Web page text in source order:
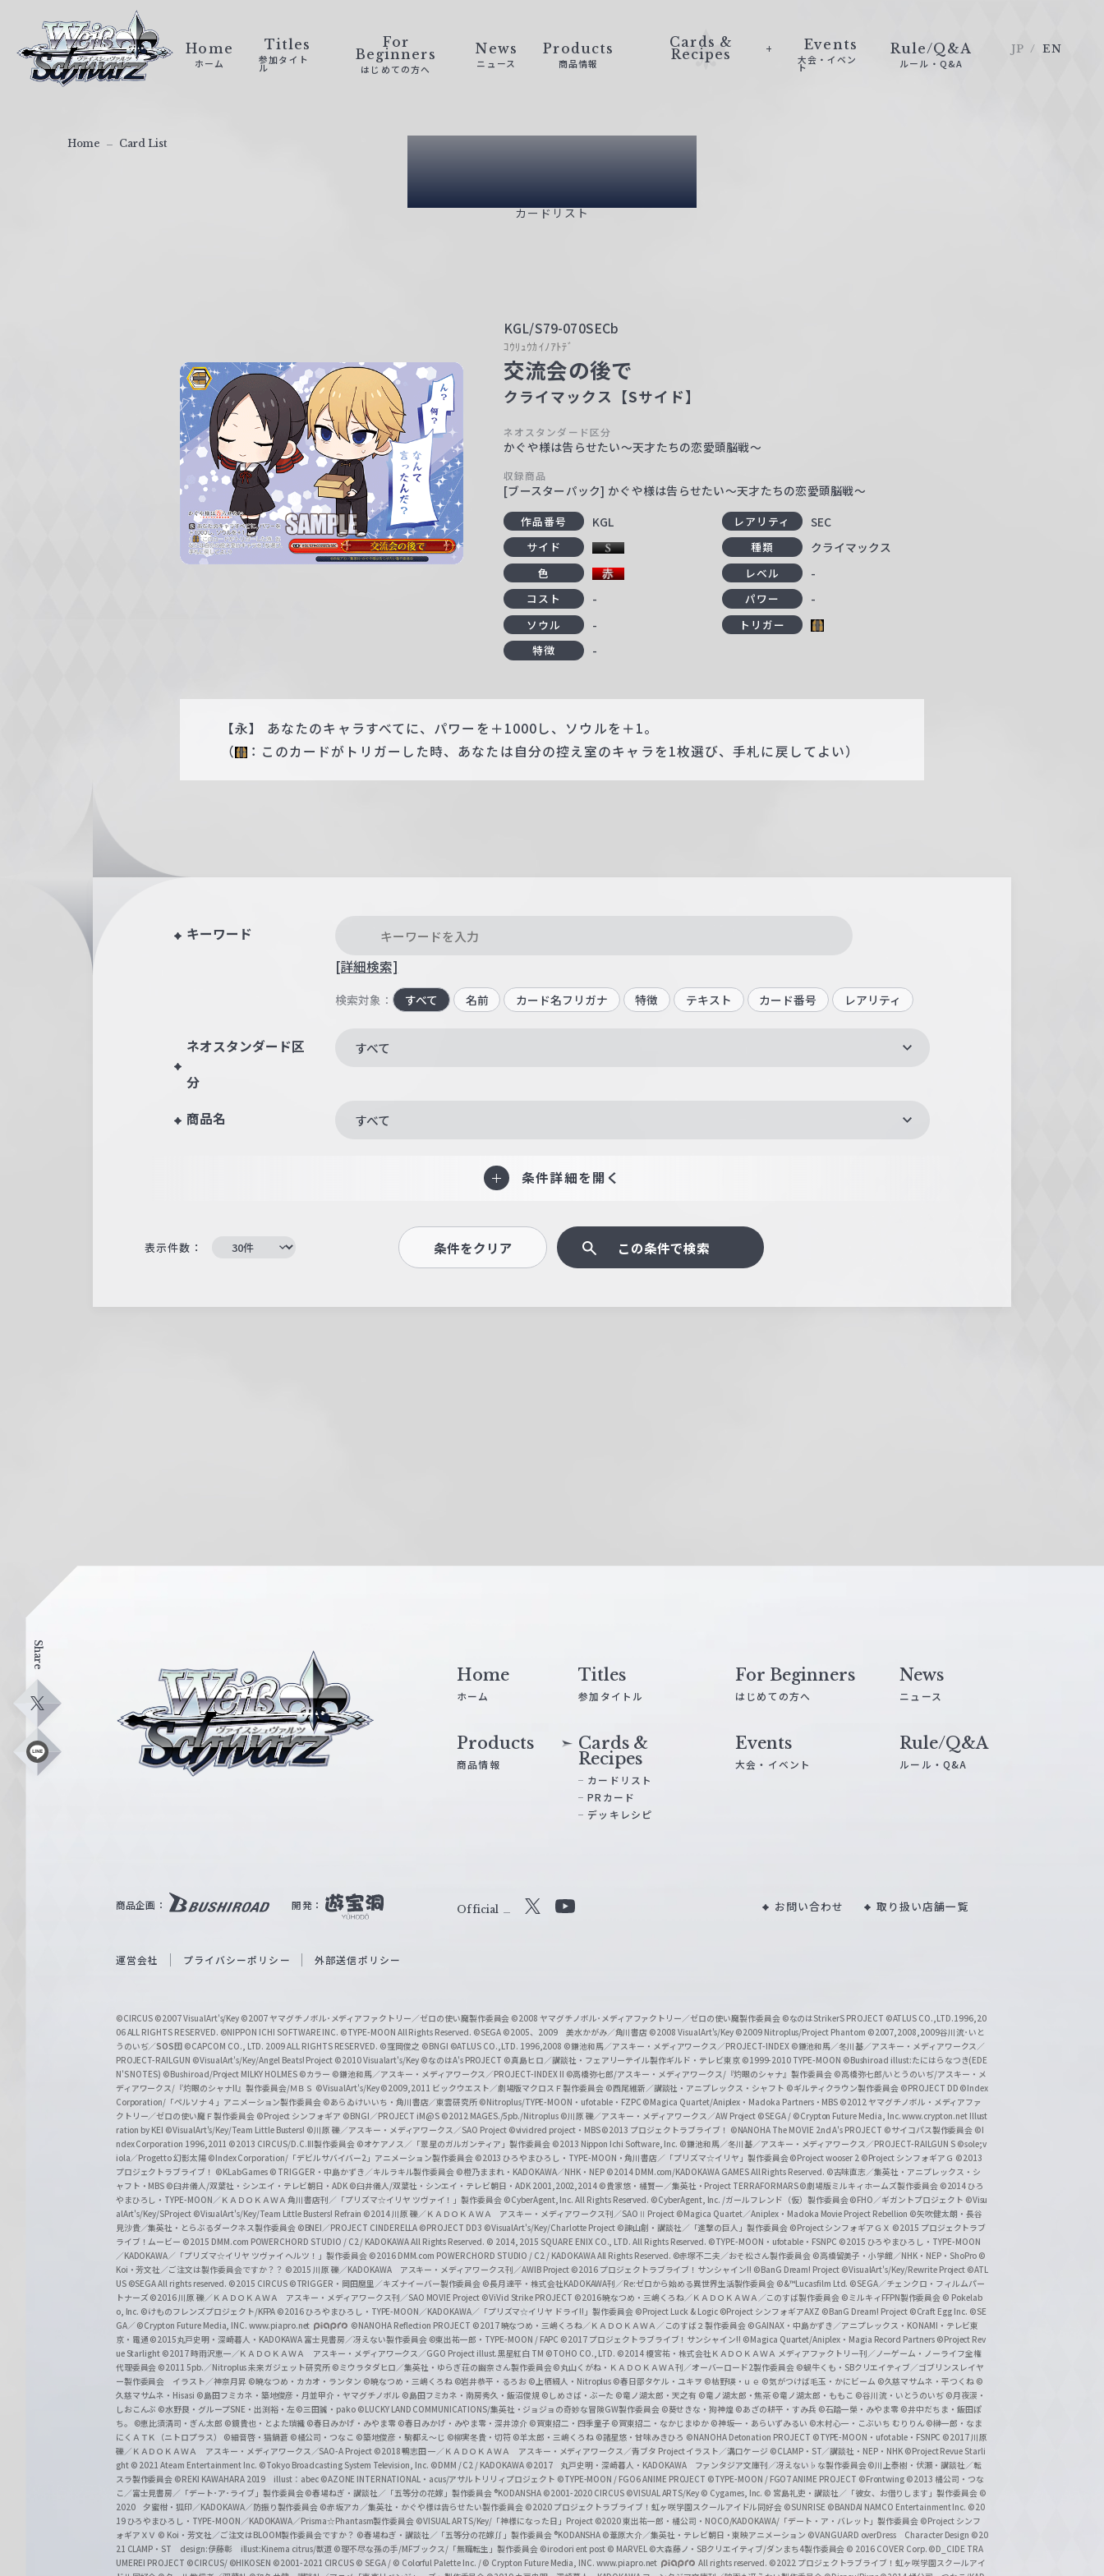
ァ
Home
ホーム
Titles
参加タイト
ル
For
Beginners
はじめての方へ
News
ニュース
Products
商品情報
Cards &
Recipes
Events
大会・イベン
ト
Rule/Q&A
ルール・Q&A
JP EN
Card List
カードリスト
Home Card List
KGL/S79-070SECb
ｺｳﾘｭｳｶｲﾉｱﾄﾃﾞ
交流会の後で
クライマックス【Sサイド】
ネオスタンダード区分
かぐや様は告らせたい～天才たちの恋愛頭脳戦～
収録商品
[ブースターパック] かぐや様は告らせたい～天才たちの恋愛頭脳戦～
作品番号 KGL レアリティ SEC
サイド 種類 クライマックス
色 レベル -
コスト - パワー -
ソウル -
トリガー
特徴
-
【永】 あなたのキャラすべてに、パワーを＋1000し、ソウルを＋1。
（
：このカードがトリガーした時、あなたは自分の控え室のキャラを1枚選び、手札に戻してよい）
キーワード
[詳細検索]
検索対象： すべて 名前 カード名フリガナ 特徴 テキスト カード番号 レアリティ
ネオスタンダード区
分
すべて
商品名 すべて
条件詳細を開く
表示件数： 条件をクリア この条件で検索
Share
X
L
ス
W
i
c
h
w
a
r
z
Home
ホーム
Titles
参加タイトル
For Beginners
はじめての方へ
News
ニュース
Products
商品情報
Cards &
Recipes
カードリスト
PRカード
デッキレシピ
Events
大会・イベント
Rule/Q&A
ルール・Q&A
商品企画： 開発： Official
b
e
O
f
f
i
c
i
a
l
C
h
a
n
n
e
l
お問い合わせ 取り扱い店舗一覧
運営会社 プライバシーポリシー 外部送信ポリシー
©CIRCUS ©2007 VisualArt's/Key ©2007 ヤマグチノボル･メディアファクトリー／ゼロの使い魔製作委員会 ©2008 ヤマグチノボル･メディアファクトリー／ゼロの使い魔製作委員会 ©なのはStrikerS PROJECT ©ATLUS CO.,LTD.1996,20
06 ALL RIGHTS RESERVED. ©NIPPON ICHI SOFTWARE INC. ©TYPE-MOON All Rights Reserved. ©SEGA ©2005、2009 美水かがみ／角川書店 ©2008 VisualArt's/Key ©2009 Nitroplus/Project Phantom ©2007,2008,2009谷川流･いと
うのいぢ／SOS団 ©CAPCOM CO., LTD. 2009 ALL RIGHTS RESERVED. ©窪岡俊之 ©BNGI ©ATLUS CO.,LTD. 1996,2008 ©鎌池和馬／アスキー・メディアワークス／PROJECT-INDEX ©鎌池和馬／冬川基／アスキー・メディアワークス／
PROJECT-RAILGUN ©VisualArt's/Key/Angel Beats! Project ©2010 Visualart's/Key ©なのはA's PROJECT ©真島ヒロ／講談社・フェアリーテイル製作ギルド・テレビ東京 ©1999-2010 TYPE-MOON ©Bushiroad illust:たにはらなつき(EDE
N'S NOTES) ©Bushiroad/Project MILKY HOLMES ©カラー ©鎌池和馬／アスキー・メディアワークス／PROJECT-INDEX II ©高橋弥七郎/アスキー・メディアワークス/『灼眼のシャナ』製作委員会 ©高橋弥七郎/いとうのいぢ/アスキー・メ
ディアワークス/『灼眼のシャナII』製作委員会/ＭＢＳ ©VisualArt's/Key©2009,2011 ビックウエスト／劇場版マクロスＦ製作委員会 ©西尾維新／講談社・アニプレックス・シャフト ©ギルティクラウン製作委員会 ©PROJECT DD ©Index
Corporation/「ペルソナ４」アニメーション製作委員会 ©あらゐけいいち・角川書店／東雲研究所 ©Nitroplus/TYPE-MOON・ufotable・FZPC ©Magica Quartet/Aniplex・Madoka Partners・MBS ©2012 ヤマグチノボル・メディアファ
クトリー／ゼロの使い魔Ｆ製作委員会 ©Project シンフォギア ©BNGI／PROJECT iM@S ©2012 MAGES./5pb./Nitroplus ©川原 礫／アスキー・メディアワークス／AW Project ©SEGA / ©Crypton Future Media, Inc. www.crypton.net Illust
ration by KEI ©VisualArt's/Key/Team Little Busters! ©川原 礫／アスキー・メディアワークス／SAO Project ©vividred project・MBS ©2013 プロジェクトラブライブ！ ©NANOHA The MOVIE 2nd A's PROJECT ©サイコパス製作委員会 ©I
ndex Corporation 1996,2011 ©2013 CIRCUS/D.C.III製作委員会 ©オケアノス／「翠星のガルガンティア」製作委員会 ©2013 Nippon Ichi Software, Inc. ©鎌池和馬／冬川基／アスキー・メディアワークス／PROJECT-RAILGUN S ©sole;v
iola／Progetto 幻影太陽 ©Index Corporation/「デビルサバイバー2」アニメーション製作委員会 ©2013 ひろやまひろし・TYPE-MOON・角川書店／「プリズマ☆イリヤ」製作委員会©Project wooser 2 ©Project シンフォギアＧ ©2013
プロジェクトラブライブ！ ©KLabGames © TRIGGER・中島かずき／キルラキル製作委員会 ©橙乃ままれ・KADOKAWA／NHK・NEP ©2014 DMM.com/KADOKAWA GAMES All Rights Reserved. ©古味直志／集英社・アニプレックス・シ
ャフト・MBS ©臼井儀人/双葉社・シンエイ・テレビ朝日・ADK ©臼井儀人/双葉社・シンエイ・テレビ朝日・ADK 2001,2002,2014 ©貴家悠・橘賢一／集英社・Project TERRAFORMARS©劇場版ミルキィホームズ製作委員会 ©2014 ひろ
やまひろし・TYPE-MOON／ＫＡＤＯＫＡＷＡ 角川書店刊／「プリズマ☆イリヤ ツヴァイ！」製作委員会 ©CyberAgent, Inc. All Rights Reserved. ©CyberAgent, Inc. /ガールフレンド（仮）製作委員会©FHO／ギガントプロジェクト ©Visu
alArt's/Key/SProject ©VisualArt's/Key/Team Little Busters! Refrain ©2014 川原 礫／ＫＡＤＯＫＡＷＡ アスキー・メディアワークス刊／SAOⅡ Project ©Magica Quartet／Aniplex・Madoka Movie Project Rebellion ©矢吹健太朗・長谷
見沙貴／集英社・とらぶるダークネス製作委員会 ©BNEI／PROJECT CINDERELLA ©PROJECT DD3 ©VisualArt's/Key/Charlotte Project ©諫山創・講談社／「進撃の巨人」製作委員会 ©Project シンフォギアＧＸ ©2015 プロジェクトラブ
ライブ！ムービー ©2015 DMM.com POWERCHORD STUDIO / C2 / KADOKAWA All Rights Reserved. © 2014, 2015 SQUARE ENIX CO., LTD. All Rights Reserved. ©TYPE-MOON・ufotable・FSNPC ©2015 ひろやまひろし・TYPE-MOON
／KADOKAWA／「プリズマ☆イリヤ ツヴァイ ヘルツ！」製作委員会 ©2016 DMM.com POWERCHORD STUDIO / C2 / KADOKAWA All Rights Reserved. ©赤塚不二夫／おそ松さん製作委員会 ©高橋留美子・小学館／NHK・NEP・ShoPro ©
Koi・芳文社／ご注文は製作委員会ですか？？ ©2015 川原 礫／KADOKAWA アスキー・メディアワークス刊／AWIB Project ©2016 プロジェクトラブライブ！サンシャイン!! ©BanG Dream! Project ©VisualArt's/Key/Rewrite Project ©ATL
US ©SEGA All rights reserved. ©2015 CIRCUS ©TRIGGER・岡田麿里／キズナイーバー製作委員会 ©長月達平・株式会社KADOKAWA刊／Re:ゼロから始める異世界生活製作委員会 ©&™Lucasfilm Ltd. ©SEGA／チェンクロ・フィルムパー
トナーズ©2016 川原 礫／ＫＡＤＯＫＡＷＡ アスキー・メディアワークス刊／SAO MOVIE Project ©ViVid Strike PROJECT ©2016 暁なつめ・三嶋くろね／ＫＡＤＯＫＡＷＡ／このすば製作委員会 ©ミルキィFFPN製作委員会 © Pokelab
o, Inc. ©けものフレンズプロジェクト/KFPA ©2016 ひろやまひろし・TYPE-MOON／KADOKAWA／「プリズマ☆イリヤ ドライ!!」製作委員会 ©Project Luck & Logic ©Project シンフォギアAXZ ©BanG Dream! Project ©Craft Egg Inc. ©SE
GA／ ©Crypton Future Media, INC. www.piapro.net
©NANOHA Reflection PROJECT ©2017 暁なつめ・三嶋くろね／ＫＡＤＯＫＡＷＡ／このすば２製作委員会 ©GAINAX・中島かずき／アニプレックス・KONAMI・テレビ東
京・電通 ©2015丸戸史明・深崎暮人・KADOKAWA 富士見書房／冴えない製作委員会 ©東出祐一郎・TYPE-MOON / FAPC ©2017 プロジェクトラブライブ！サンシャイン!! ©Magica Quartet/Aniplex・Magia Record Partners ©Project Rev
ue Starlight ©2017 時雨沢恵一／ＫＡＤＯＫＡＷＡ アスキー・メディアワークス／GGO Project illust.黒星紅白 TM ©TOHO CO., LTD. ©2014 榎宮祐・株式会社ＫＡＤＯＫＡＷＡ メディアファクトリー刊／ノーゲーム・ノーライフ全権
代理委員会 ©2011 5pb.／Nitroplus 未来ガジェット研究所 ©ミウラタダヒロ／集英社・ゆらぎ荘の幽奈さん製作委員会©丸山くがね・ＫＡＤＯＫＡＷＡ刊／オーバーロード2製作委員会 ©蝸牛くも・SBクリエイティブ／ゴブリンスレイヤ
ー製作委員会 イラスト／神奈月昇 ©暁なつめ・カカオ・ランタン ©暁なつめ・三嶋くろね ©岩井恭平・るろお ©上栖綴人・Nitroplus ©春日部タケル・ユキヲ ©枯野瑛・ｕｅ ©気がつけば毛玉・かにビーム ©久慈マサムネ・平つくね ©
久慈マサムネ・Hisasi ©島田フミカネ・築地俊彦・月並甲介・ヤマグチノボル ©島田フミカネ・南房秀久・飯沼俊規 ©しめさば・ぶーた ©竜ノ湖太郎・天之有 ©竜ノ湖太郎・焦茶 ©竜ノ湖太郎・ももこ ©谷川流・いとうのいぢ ©月夜涙・
しおこんぶ ©水野良・グループSNE・出渕裕・左 ©三田誠・pako ©LUCKY LAND COMMUNICATIONS/集英社・ジョジョの奇妙な冒険GW製作委員会 ©葵せきな・狗神煌 ©あざの耕平・すみ兵 ©石踏一榮・みやま零 ©井中だちま・飯田ぽ
ち。
©恵比須清司・ぎん太郎 ©鏡貴也・とよた瑣織 ©春日みかげ・みやま零 ©春日みかげ・みやま零・深井涼介 ©賀東招二・四季童子 ©賀東招二・なかじまゆか ©神坂一・あらいずみるい ©木村心一・こぶいち むりりん ©榊一郎・なま
にくＡＴＫ（ニトロプラス） ©細音啓・猫鍋蒼 ©橘公司・つなこ ©築地俊彦・駒都え～じ ©柳実冬貴・切符 ©羊太郎・三嶋くろね ©諸星悠・甘味みきひろ ©NANOHA Detonation PROJECT ©TYPE-MOON・ufotable・FSNPC ©2017 川原
礫／ＫＡＤＯＫＡＷＡ アスキー・メディアワークス／SAO-A Project ©2018 鴨志田 一／ＫＡＤＯＫＡＷＡ アスキー・メディアワークス／青ブタ Project イラスト／溝口ケージ ©CLAMP・ST／講談社・NEP・NHK ©Project Revue Starli
ght © 2021 Ateam Entertainment Inc. ©Tokyo Broadcasting System Television, Inc. ©DMM / C2 / KADOKAWA ©2017 丸戸史明・深崎暮人・KADOKAWA ファンタジア文庫刊／冴えない♭な製作委員会©川上泰樹・伏瀬・講談社／転
スラ製作委員会 ©REKI KAWAHARA 2019 illust：abec ©AZONE INTERNATIONAL・acus/アサルトリリィプロジェクト ©TYPE-MOON / FGO6 ANIME PROJECT ©TYPE-MOON / FGO7 ANIME PROJECT ©Frontwing ©2013 橘公司・つな
こ／富士見書房／「デート･ア･ライブ」製作委員会©春場ねぎ・講談社／「五等分の花嫁」製作委員会 ®KODANSHA ©2001-2020 CIRCUS ©VISUAL ARTS/Key © Cygames, Inc. © 宮島礼吏・講談社／「彼女、お借りします」製作委員会 ©
2020 夕蜜柑・狐印／KADOKAWA／防振り製作委員会 ©赤坂アカ／集英社・かぐや様は告らせたい製作委員会 ©2020 プロジェクトラブライブ！虹ヶ咲学園スクールアイドル同好会 ©SUNRISE ©BANDAI NAMCO Entertainment Inc. ©20
19 ひろやまひろし・TYPE-MOON／KADOKAWA／Prisma☆Phantasm製作委員会 ©VISUAL ARTS/Key/「神様になった日」Project ©2020 東出祐一郎・橘公司・NOCO/KADOKAWA/「デート・ア・バレット」製作委員会 ©Project シンフ
ォギアＸＶ © Koi・芳文社／ご注文はBLOOM製作委員会ですか？ ©春場ねぎ・講談社／「五等分の花嫁∬」製作委員会 ®KODANSHA ©葦原大介／集英社・テレビ朝日・東映アニメーション ©VANGUARD overDress Character Design ©20
21 CLAMP・ST design:伊藤彰 illust:Kinema citrus/獣道 ©理不尽な孫の手/MFブックス/「無職転生」製作委員会 ©irodori ent post © MARVEL ©大森藤ノ・SBクリエイティブ/ダンまち4製作委員会 © 2016 COVER Corp. ©D_CIDE TRA
UMEREI PROJECT ©CIRCUS/ ©HIKOSEN ©2001-2021 CIRCUS © SEGA / © Colorful Palette Inc. / © Crypton Future Media, INC. www.piapro.net All rights reserved. ©2022 プロジェクトラブライブ！虹ヶ咲学園スクールアイ